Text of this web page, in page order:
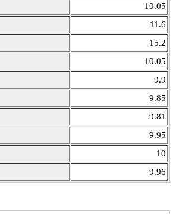
10.05
11.6
15.2
10.05
9.9
9.85
9.81
9.95
10
9.96